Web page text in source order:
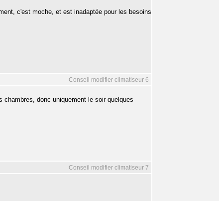
c'est moche, et est inadaptée pour les besoins
Conseil modifier climatiseur 6
donc uniquement le soir quelques
Conseil modifier climatiseur 7